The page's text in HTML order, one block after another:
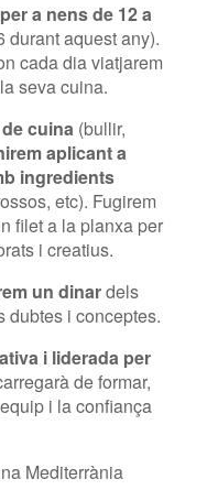
a nens de 12 a
durant aquest any).
cada dia viatjarem
seva cuina.
cuina (bullir,
aplicant a
ingredients
etc). Fugirem
filet a la planxa per
i creatius.
un dinardels
dubtes i conceptes.
i liderada per
de formar,
i la confiança
Mediterrània